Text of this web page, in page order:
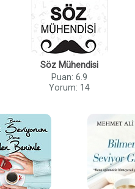
Söz Mühendisi
Puan: 6.9
Yorum: 14